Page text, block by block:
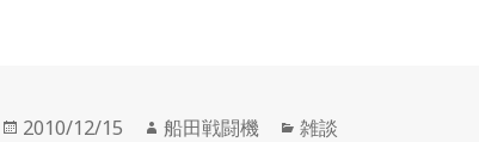
投
2010/12/15
作
船田戦闘機
カ
雑談